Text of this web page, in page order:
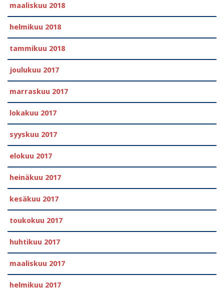
maaliskuu 2018
helmikuu 2018
tammikuu 2018
joulukuu 2017
marraskuu 2017
lokakuu 2017
syyskuu 2017
elokuu 2017
heinäkuu 2017
kesäkuu 2017
toukokuu 2017
huhtikuu 2017
maaliskuu 2017
helmikuu 2017